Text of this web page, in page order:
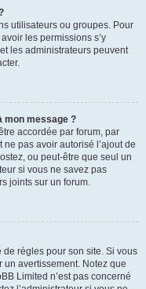
utilisateurs ou groupes. Pour
les permissions s’y
les administrateurs peuvent
mon message ?
accordée par forum, par
pas avoir autorisé l’ajout de
ou peut-être que seul un
si vous ne savez pas
joints sur un forum.
règles pour son site. Si vous
avertissement. Notez que
Limited n’est pas concerné